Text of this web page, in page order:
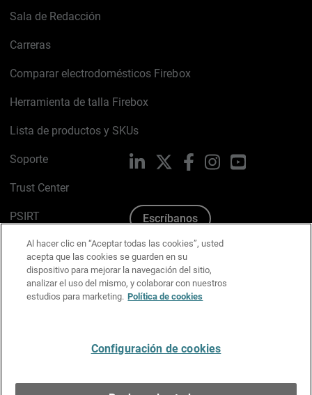
Sala de Redacción
Carreras
Comparar electrodomésticos Firebox
Herramienta de talla Firebox
Lista de productos y SKUs
Soporte
Trust Center
PSIRT
Política de cookies
Política de privacidad
Kit de medios y marca
LinkedIn FacebookInstagramYouTube
Escríbanos
Al hacer clic en “Aceptar todas las cookies”, usted
acepta que las cookies se guarden en su
dispositivo para mejorar la navegación del sitio,
analizar el uso del mismo, y colaborar con nuestros
estudios para marketing. Política de cookies
Configuración de cookies